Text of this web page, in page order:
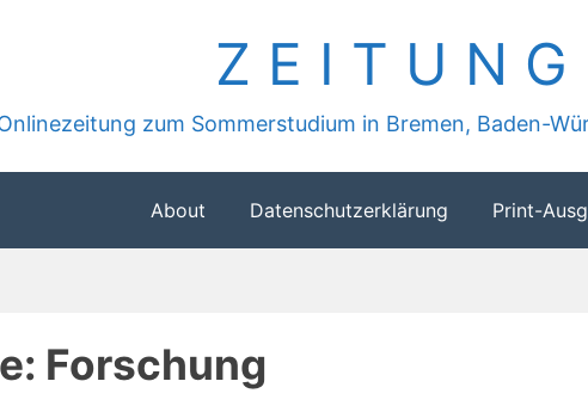
Z E I T U N G
zum Sommerstudium in Bremen, Baden-
About Datenschutzerklärung Print-
Forschung